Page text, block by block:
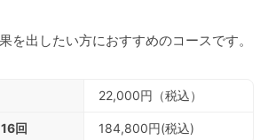
を出したい方におすすめのコースです。
22,000円（税込）
回 184,800円(税込)